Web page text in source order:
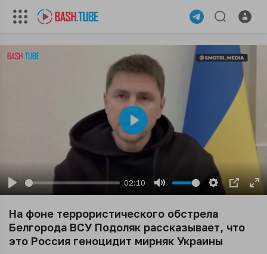
Play
02:10
Mute Settings
PIP
Play
На фоне террористического обстрела
Белгорода ВСУ Подоляк рассказывает, что
это Россия геноцидит мирняк Украины